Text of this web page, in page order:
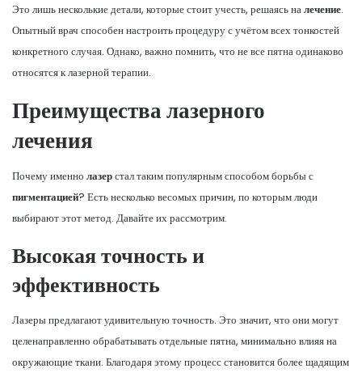
Это лишь несколькие детали, которые стоит учесть, решаясь налечение.
Опытный врач способен настроить процедуру с учётом всех тонкостей
конкретного случая. Однако, важно помнить, что не все пятна одинаково
относятся к лазерной терапии.
Преимущества лазерного
лечения
Почему именно лазерстал таким популярным способом борьбы с
пигментацией? Есть несколько весомых причин, по которым люди
выбирают этот метод. Давайте их рассмотрим.
Высокая точность и
эффективность
Лазеры предлагают удивительную точность. Это значит, что они могут
целенаправленно обрабатывать отдельные пятна, минимально влияя на
окружающие ткани. Благодаря этому процесс становится более щадящим